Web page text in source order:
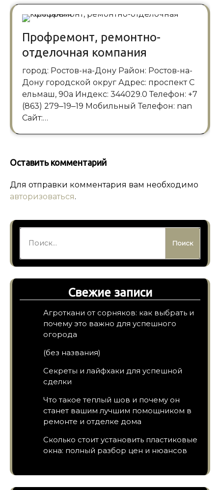
Профремонт, ремонтно-
отделочная компания
город: Ростов-на-Дону Район: Ростов-на-
Дону городской округ Адрес: проспект С
ельмаш, 90а Индекс: 344029.0 Телефон: +7
(863) 279‒19‒19 Мобильный Телефон: nan
Сайт:…
Оставить комментарий
Для отправки комментария вам необходимо
авторизоваться.
Свежие записи
Агроткани от сорняков: как выбрать и
почему это важно для успешного
огорода
(без названия)
Секреты и лайфхаки для успешной
сделки
Что такое теплый шов и почему он
станет вашим лучшим помощником в
ремонте и отделке дома
Сколько стоит установить пластиковые
окна: полный разбор цен и нюансов